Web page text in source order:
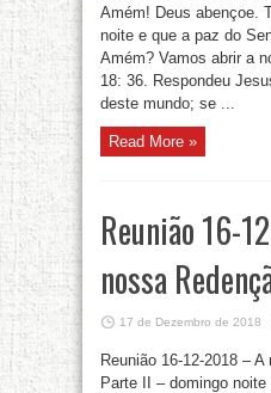
Amém! Deus abençoe.
noite e que a paz do
Amém? Vamos abrir a
18: 36. Respondeu
deste mundo; se ...
Read More »
Reunião 16-
nossa
17 de Dezembro de 2018
Reunião 16-12-2018 –
Parte II – domingo noite